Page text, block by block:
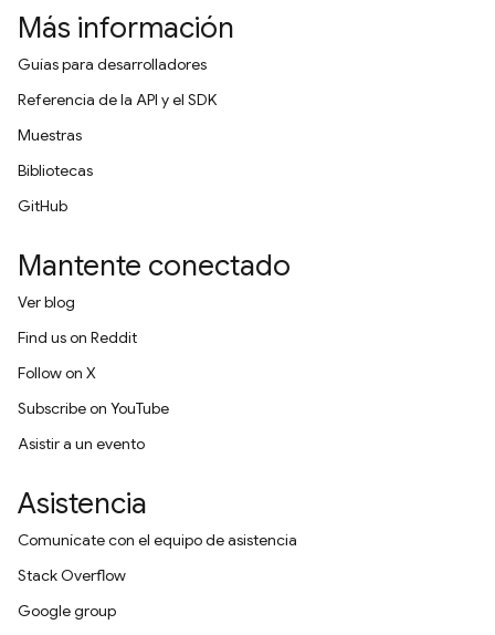
Más información
Guías para desarrolladores
Referencia de la API y el SDK
Muestras
Bibliotecas
GitHub
Mantente conectado
Ver blog
Find us on Reddit
Follow on X
Subscribe on YouTube
Asistir a un evento
Asistencia
Comunícate con el equipo de asistencia
Stack Overflow
Google group